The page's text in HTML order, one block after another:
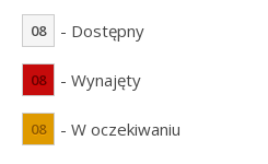
08 - Dostępny
08 - Wynajęty
08 - W oczekiwaniu